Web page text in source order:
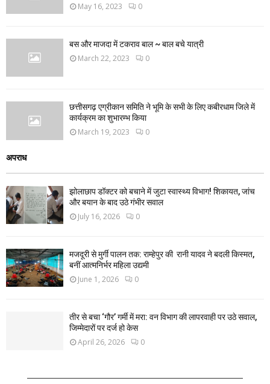
May 16, 2023 0
बस और माजदा में टकराव बाल ~ बाल बचे यात्री
March 22, 2023 0
छत्तीसगढ़ एग्रीकान समिति ने भूमि के सभी के लिए कबीरधाम जिले में
कार्यक्रम का शुभारम्भ किया
March 19, 2023 0
अपराध
झोलाछाप डॉक्टर को बचाने में जुटा स्वास्थ्य विभाग! शिकायत, जांच
और बयान के बाद उठे गंभीर सवाल
July 16, 2026 0
मजदूरी से मुर्गी पालन तक: राम्हेपुर की रानी यादव ने बदली किस्मत,
बनीं आत्मनिर्भर महिला उद्यमी
June 1, 2026 0
तीर से बचा ‘गौर’ गर्मी में मरा: वन विभाग की लापरवाही पर उठे सवाल,
जिम्मेदारों पर दर्ज हो केस
April 26, 2026 0